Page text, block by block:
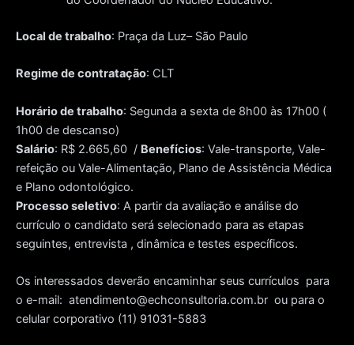
Local de trabalho: Praça da Luz– São Paulo
Regime de contratação: CLT
Horário de trabalho: Segunda a sexta de 8h00 às 17h00 (
1h00 de descanso)
Salário: R$ 2.665,60 / Benefícios: Vale-transporte, Vale-
refeição ou Vale-Alimentação, Plano de Assistência Médica
e Plano odontológico.
Processo seletivo: A partir da avaliação e análise do
currículo o candidato será selecionado para as etapas
seguintes, entrevista , dinâmica e testes específicos.
Os interessados deverão encaminhar seus currículos para
o e-mail: atendimento@echconsultoria.com.br ou para o
celular corporativo (11) 91031-5883